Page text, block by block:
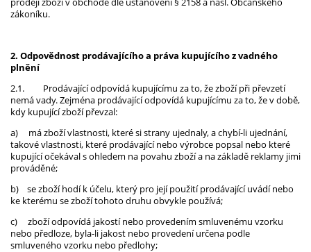
zákoníku.
2. Odpovědnost prodávajícího a práva kupujícího z vadného
plnění
2.1.
Prodávající odpovídá kupujícímu za to, že zboží při převzetí
nemá vady. Zejména prodávající odpovídá kupujícímu za to, že v době,
kdy kupující zboží převzal:
a)
má zboží vlastnosti, které si strany ujednaly, a chybí-li ujednání,
takové vlastnosti, které prodávající nebo výrobce popsal nebo které
kupující očekával s ohledem na povahu zboží a na základě reklamy jimi
prováděné;
b)
se zboží hodí k účelu, který pro její použití prodávající uvádí nebo
ke kterému se zboží tohoto druhu obvykle používá;
c)
zboží odpovídá jakostí nebo provedením smluvenému vzorku
nebo předloze, byla-li jakost nebo provedení určena podle
smluveného vzorku nebo předlohy;